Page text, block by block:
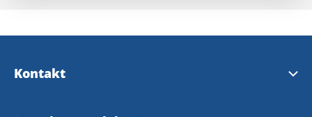
Kontakt